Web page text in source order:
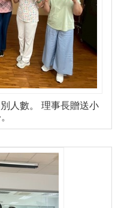
人數。 理事長贈送小